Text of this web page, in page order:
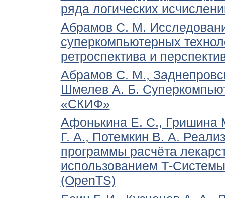
ряда логических
Абрамов С. М.
суперкомпьютерных
ретроспектива и
Абрамов С. М.,
Шмелев А. Б.
«СКИФ»
Афонькина Е. С.,
Г. А., Потемкин В. А.
программы расчёта
использованием Т-
(OpenTS)